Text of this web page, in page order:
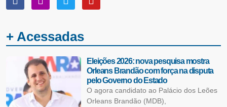
+ Acessadas
Eleições 2026: nova pesquisa mostra
Orleans Brandão com força na disputa
pelo Governo do Estado
O agora candidato ao Palácio dos Leões
Orleans Brandão (MDB),